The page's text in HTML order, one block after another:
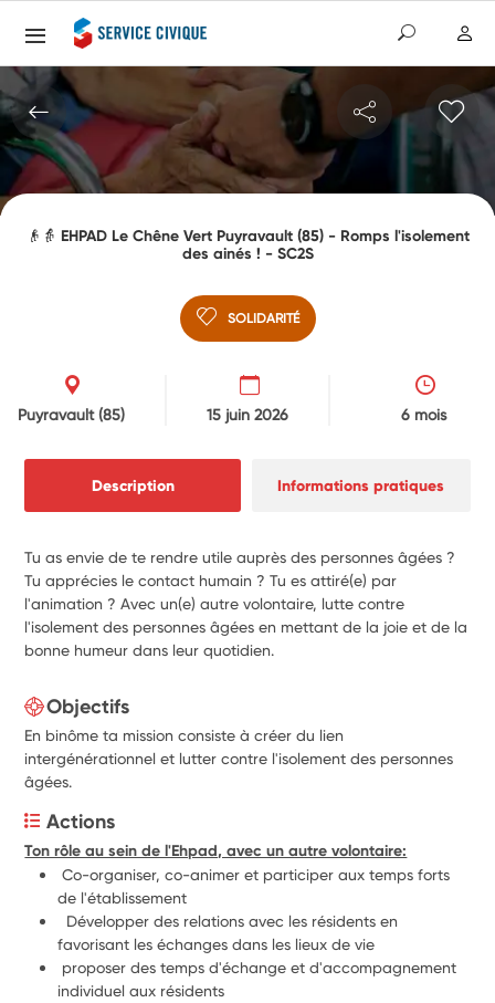
👴👵 EHPAD Le Chêne Vert Puyravault (85) - Romps l'isolement
des ainés ! - SC2S
SOLIDARITÉ
Puyravault(85) 15 juin 2026 6 mois
Description Informations pratiques
Tu as envie de te rendre utile auprès des personnes âgées ?
Tu apprécies le contact humain ? Tu es attiré(e) par
l'animation ? Avec un(e) autre volontaire, lutte contre
l'isolement des personnes âgées en mettant de la joie et de la
bonne humeur dans leur quotidien.
Objectifs
En binôme ta mission consiste à créer du lien
intergénérationnel et lutter contre l'isolement des personnes
âgées.
Actions
Ton rôle au sein de l'Ehpad, avec un autre volontaire:
Co-organiser, co-animer et participer aux temps forts
de l'établissement
Développer des relations avec les résidents en
favorisant les échanges dans les lieux de vie
proposer des temps d'échange et d'accompagnement
individuel aux résidents